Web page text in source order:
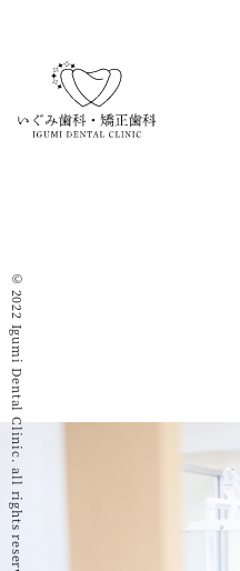
© 2022 Igumi Dental Clinic. all rights reserved.